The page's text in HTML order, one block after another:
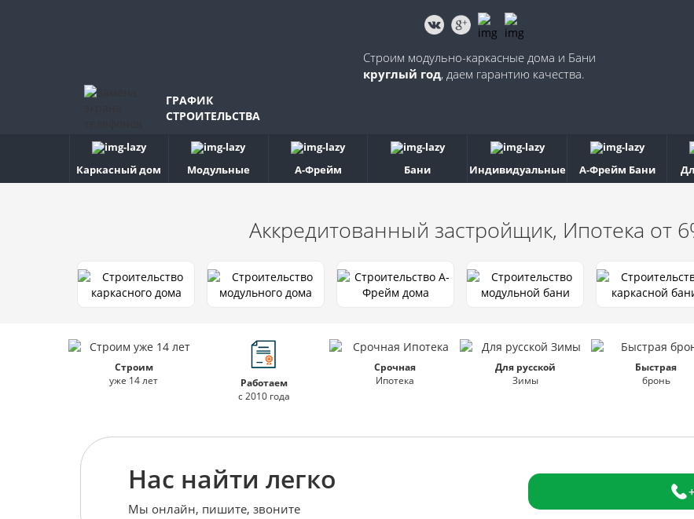
Строим модульно-каркасные дома и Бани
круглый год, даем гарантию качества.
ГРАФИК
СТРОИТЕЛЬСТВА
Каркасный дом Модульные А-Фрейм Бани Индивидуальные А-Фрейм Бани
Аккредитованный застройщик, Ипотека от
Строим
уже 14 лет
Работаем
с 2010 года
Срочная
Ипотека
Для русской
Зимы
Быстрая
бронь
Нас найти легко
Мы онлайн, пишите, звоните